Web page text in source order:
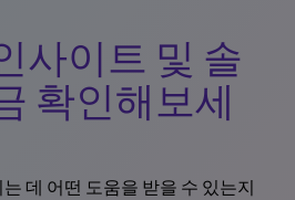
사이트 및 솔
확인해보세
데 어떤 도움을 받을 수 있는지